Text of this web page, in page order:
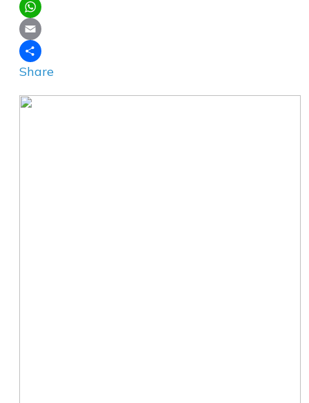
Twitter
WhatsApp
Email
Share